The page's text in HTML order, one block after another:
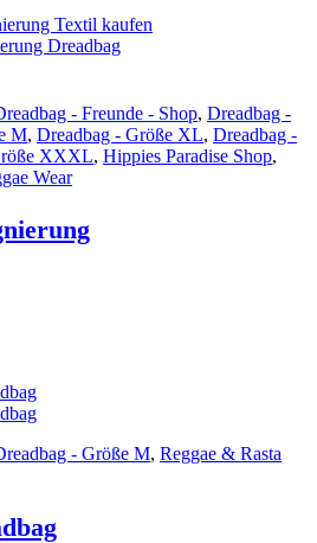
- Freunde - Shop, Dreadbag -
M, Dreadbag - Größe XL, Dreadbag -
XXXL, Hippies Paradise Shop,
Wear
- Größe M, Reggae & Rasta